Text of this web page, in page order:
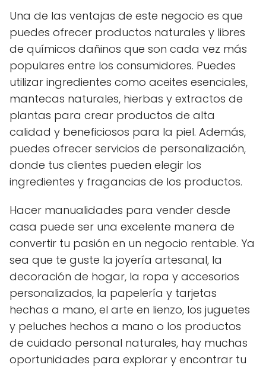
Una de las ventajas de este negocio es que
puedes ofrecer productos naturales y libres
de químicos dañinos que son cada vez más
populares entre los consumidores. Puedes
utilizar ingredientes como aceites esenciales,
mantecas naturales, hierbas y extractos de
plantas para crear productos de alta
calidad y beneficiosos para la piel. Además,
puedes ofrecer servicios de personalización,
donde tus clientes pueden elegir los
ingredientes y fragancias de los productos.
Hacer manualidades para vender desde
casa puede ser una excelente manera de
convertir tu pasión en un negocio rentable. Ya
sea que te guste la joyería artesanal, la
decoración de hogar, la ropa y accesorios
personalizados, la papelería y tarjetas
hechas a mano, el arte en lienzo, los juguetes
y peluches hechos a mano o los productos
de cuidado personal naturales, hay muchas
oportunidades para explorar y encontrar tu